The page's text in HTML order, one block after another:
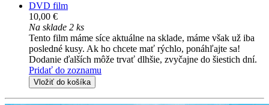
DVD film
10,00 €
Na sklade 2 ks
Tento film máme síce aktuálne na sklade, máme však už iba
posledné kusy. Ak ho chcete mať rýchlo, ponáhľajte sa!
Dodanie ďalších môže trvať dlhšie, zvyčajne do šiestich dní.
Pridať do zoznamu
Vložiť do košíka